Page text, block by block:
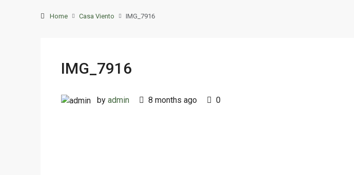
Home Casa Viento IMG_7916
IMG_7916
by admin 8 months ago 0